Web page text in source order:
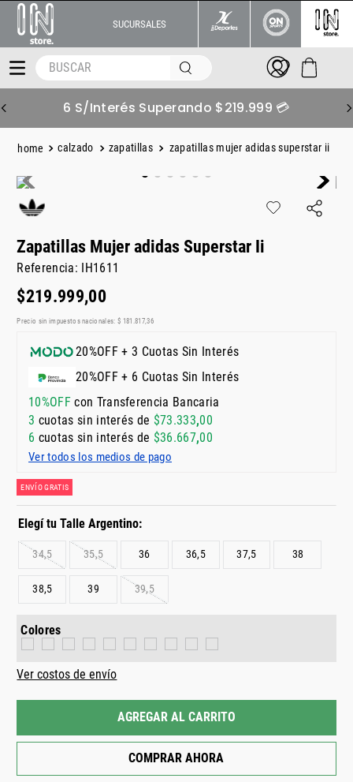
SUCURSALES
BUSCAR
6 S/Interés Superando $219.999 💳
calzado zapatillas zapatillas mujer adidas superstar ii
Zapatillas Mujer adidas Superstar Ii
Referencia: IH1611
$219.999,00
Precio sin impuestos nacionales: $ 181 817,36
20%OFF + 3 Cuotas Sin Interés
20%OFF + 6 Cuotas Sin Interés
10%OFFcon Transferencia Bancaria
3 cuotas sin interés de $73.333,00
6 cuotas sin interés de $36.667,00
Ver todos los medios de pago
ENVÍO GRATIS
34,5 35,5 36 36,5 37,5 38
38,5 39 39,5
Colores
Ver costos de envío
AGREGAR AL CARRITO
COMPRAR AHORA